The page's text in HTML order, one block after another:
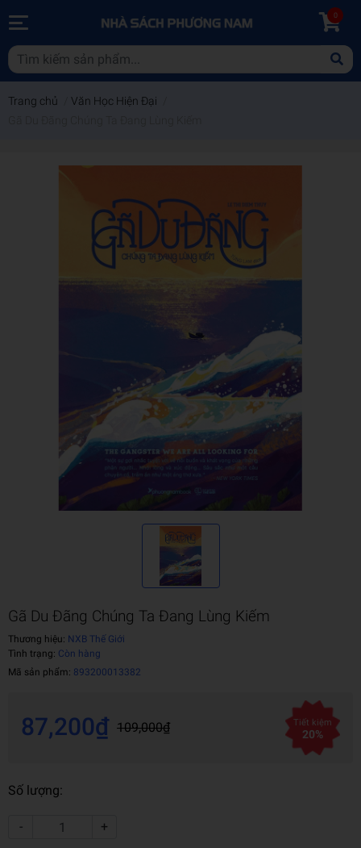
0
Trang chủ Văn Học Hiện Đại
Gã Du Đãng Chúng Ta Đang Lùng Kiếm
Thương hiệu: NXB Thế Giới
Tình trạng: Còn hàng
Mã sản phẩm: 893200013382
87,200₫ 109,000₫ Tiết kiệm
20%
Số lượng:
- +